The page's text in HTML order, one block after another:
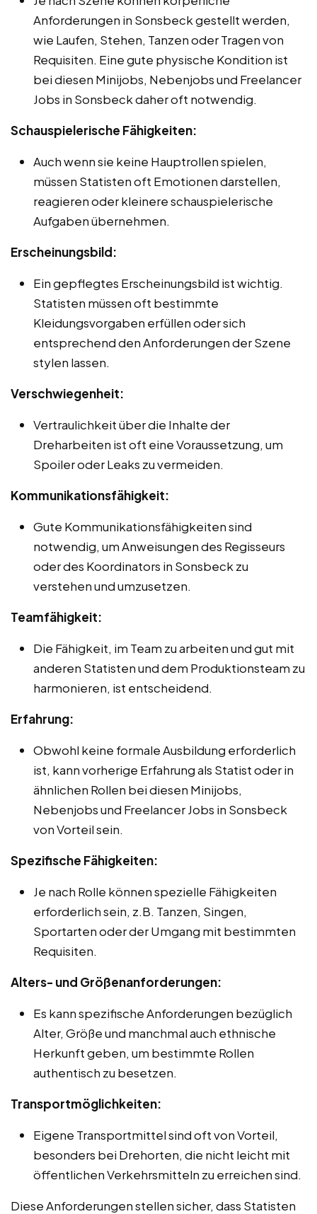
Anforderungen in Sonsbeck gestellt werden,
wie Laufen, Stehen, Tanzen oder Tragen von
Requisiten. Eine gute physische Kondition ist
bei diesen Minijobs, Nebenjobs und Freelancer
Jobs in Sonsbeck daher oft notwendig.
Schauspielerische Fähigkeiten:
Auch wenn sie keine Hauptrollen spielen,
müssen Statisten oft Emotionen darstellen,
reagieren oder kleinere schauspielerische
Aufgaben übernehmen.
Erscheinungsbild:
Ein gepflegtes Erscheinungsbild ist wichtig.
Statisten müssen oft bestimmte
Kleidungsvorgaben erfüllen oder sich
entsprechend den Anforderungen der Szene
stylen lassen.
Verschwiegenheit:
Vertraulichkeit über die Inhalte der
Dreharbeiten ist oft eine Voraussetzung, um
Spoiler oder Leaks zu vermeiden.
Kommunikationsfähigkeit:
Gute Kommunikationsfähigkeiten sind
notwendig, um Anweisungen des Regisseurs
oder des Koordinators in Sonsbeck zu
verstehen und umzusetzen.
Teamfähigkeit:
Die Fähigkeit, im Team zu arbeiten und gut mit
anderen Statisten und dem Produktionsteam zu
harmonieren, ist entscheidend.
Erfahrung:
Obwohl keine formale Ausbildung erforderlich
ist, kann vorherige Erfahrung als Statist oder in
ähnlichen Rollen bei diesen Minijobs,
Nebenjobs und Freelancer Jobs in Sonsbeck
von Vorteil sein.
Spezifische Fähigkeiten:
Je nach Rolle können spezielle Fähigkeiten
erforderlich sein, z.B. Tanzen, Singen,
Sportarten oder der Umgang mit bestimmten
Requisiten.
Alters- und Größenanforderungen:
Es kann spezifische Anforderungen bezüglich
Alter, Größe und manchmal auch ethnische
Herkunft geben, um bestimmte Rollen
authentisch zu besetzen.
Transportmöglichkeiten:
Eigene Transportmittel sind oft von Vorteil,
besonders bei Drehorten, die nicht leicht mit
öffentlichen Verkehrsmitteln zu erreichen sind.
Diese Anforderungen stellen sicher, dass Statisten